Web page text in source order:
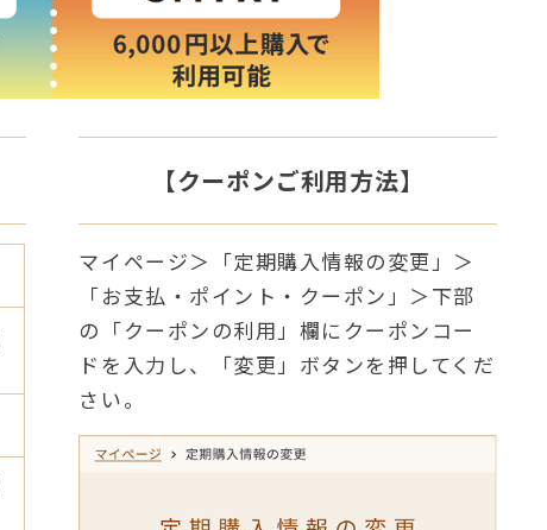
【クーポンご利用方法】
マイページ＞「定期購入情報の変更」＞
「お支払・ポイント・クーポン」＞下部
の「クーポンの利用」欄にクーポンコー
ドを入力し、「変更」ボタンを押してくだ
さい。